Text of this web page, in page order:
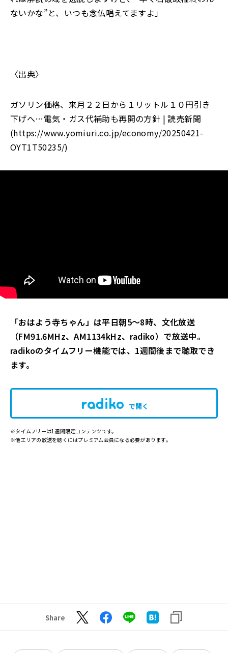
ないかな”と、いつも念仏唱えてますよ」
〈出典〉
ガソリン価格、来月２２日から１リットル１０円引き
下げへ…電気・ガス代補助も再開の方針 | 読売新聞
(https://www.yomiuri.co.jp/economy/20250421-
OYT1T50235/)
「おはよう寺ちゃん」は平日朝5～8時、文化放送
（FM91.6MHz、AM1134kHz、radiko） で放送中。
radikoのタイムフリー機能では、1週間後まで聴取でき
ます。
で開く
※タイムフリーは1週間限定コンテンツです。
※他エリアの放送を聴くにはプレミアム会員になる必要があります。
Share